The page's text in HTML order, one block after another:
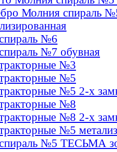
Молния спираль
№6
№7 обувная
№3
№5
№5 2-х
№8
№8 2-х
№5
№5 ТЕСЬМА